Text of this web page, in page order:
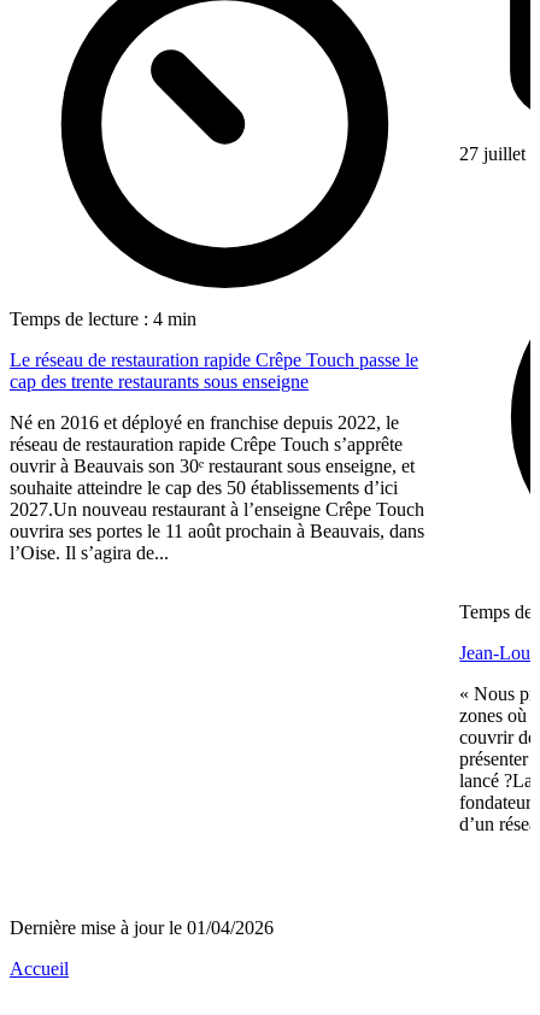
Temps de lecture : 4 min
Le réseau de restauration rapide Crêpe Touch passe le
cap des trente restaurants sous enseigne
Né en 2016 et déployé en franchise depuis 2022, le
réseau de restauration rapide Crêpe Touch s’apprête
ouvrir à Beauvais son 30ᵉ restaurant sous enseigne, et
souhaite atteindre le cap des 50 établissements d’ici
2027.Un nouveau restaurant à l’enseigne Crêpe Touch
ouvrira ses portes le 11 août prochain à Beauvais, dans
l’Oise. Il s’agira de...
27 juillet
Temps de
Jean-
« Nous
zones où
couvrir de
présenter
lancé ?La
d’un
Dernière mise à jour le 01/04/2026
Accueil